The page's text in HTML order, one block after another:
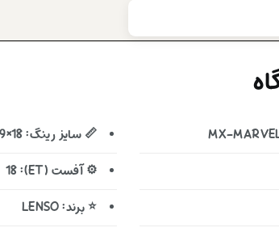
📏 سایز رینگ: 18×9 اینچ
⚙️ آفست (ET): 18
⭐ برند: LENSO